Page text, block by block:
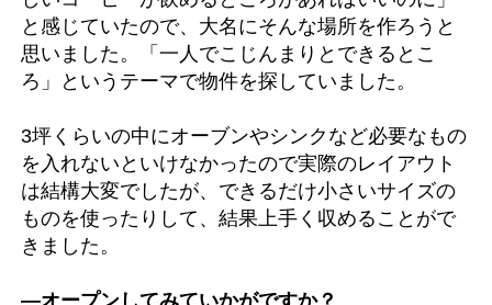
と感じていたので、大名にそんな場所を作ろうと
思いました。「一人でこじんまりとできるとこ
ろ」というテーマで物件を探していました。
3坪くらいの中にオーブンやシンクなど必要なもの
を入れないといけなかったので実際のレイアウト
は結構大変でしたが、できるだけ小さいサイズの
ものを使ったりして、結果上手く収めることがで
きました。